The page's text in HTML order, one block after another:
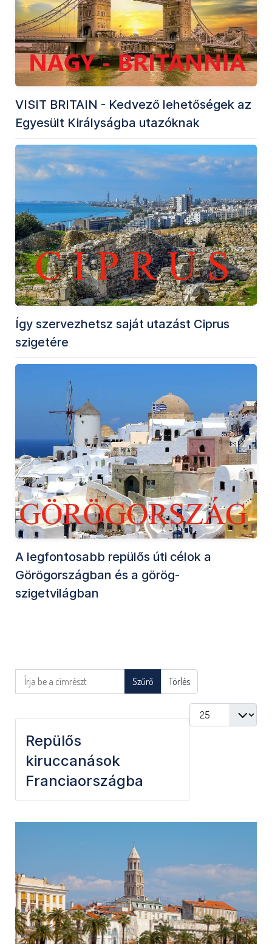
VISIT BRITAIN - Kedvező lehetőségek az
Egyesült Királyságba utazóknak
Így szervezhetsz saját utazást Ciprus
szigetére
A legfontosabb repülős úti célok a
Görögországban és a görög-
szigetvilágban
Írja be a címrészt Szűrő Törlés
Tételek #
Repülős
kiruccanások
Franciaországba